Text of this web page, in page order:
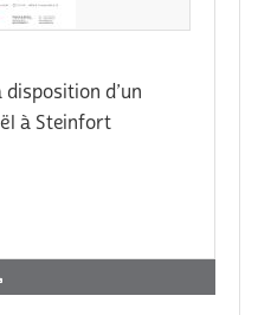
disposition d’un
à Steinfort